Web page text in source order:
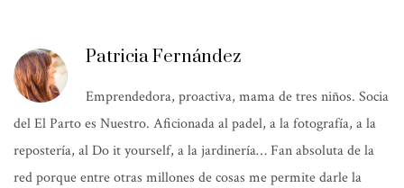
Patricia Fernández
Emprendedora, proactiva, mama de tres niños. Socia
del El Parto es Nuestro. Aficionada al padel, a la fotografía, a la
repostería, al Do it yourself, a la jardinería… Fan absoluta de la
red porque entre otras millones de cosas me permite darle la